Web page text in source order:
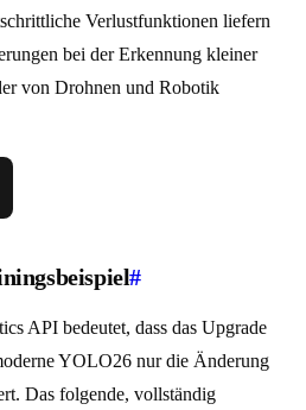
Verlustfunktionen liefern
bei der Erkennung kleiner
von Drohnen und Robotik
#
API bedeutet, dass das Upgrade
YOLO26 nur die Änderung
Das folgende, vollständig